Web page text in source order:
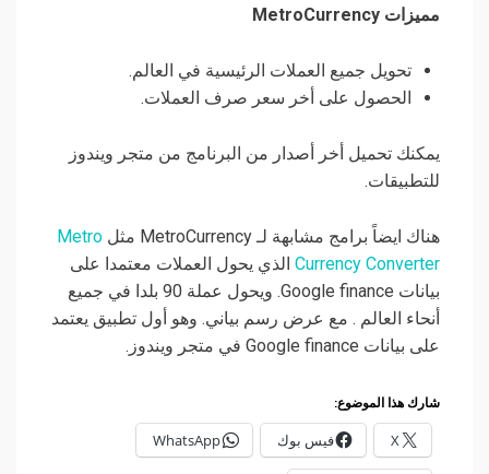
مميزات MetroCurrency
تحويل جميع العملات الرئيسية في العالم.
الحصول على أخر سعر صرف العملات.
يمكنك تحميل أخر أصدار من البرنامج من متجر ويندوز
للتطبيقات.
هناك ايضاً برامج مشابهة لـ MetroCurrency مثل
Metro
Currency Converter الذي يحول العملات معتمدا على
بيانات Google finance. ويحول عملة 90 بلدا في جميع
أنحاء العالم . مع عرض رسم بياني. وهو أول تطبيق يعتمد
على بيانات Google finance في متجر ويندوز.
شارك هذا الموضوع:
X فيس بوك WhatsApp